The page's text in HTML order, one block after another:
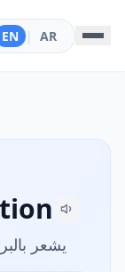
EN | AR
يشعر